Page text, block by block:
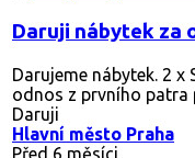
Daruji nábytek za
Darujeme nábytek. 2
odnos z prvního patra
Daruji
Hlavní město Praha
Před 6 měsíci